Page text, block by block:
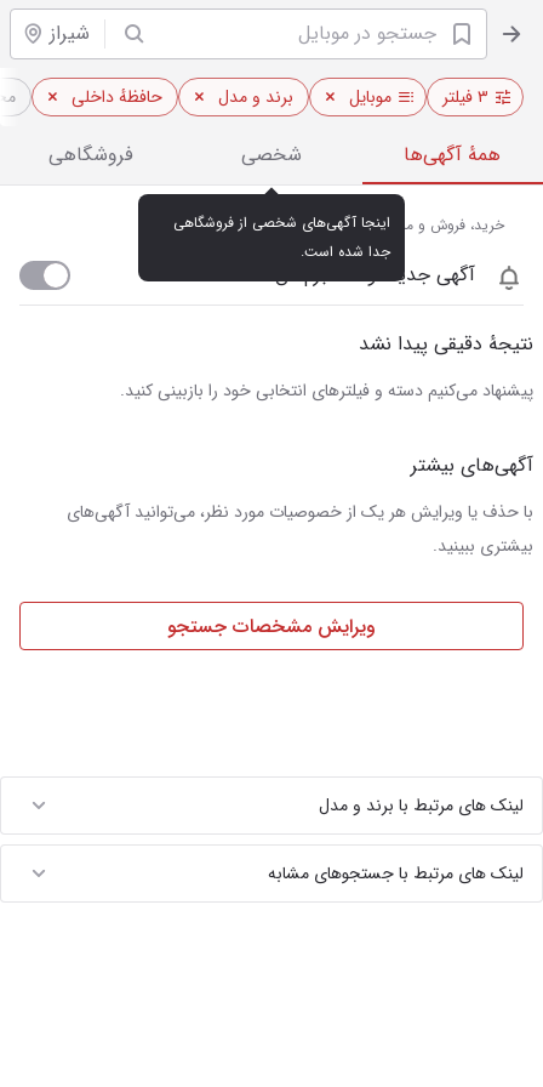
شیراز
۳ فیلتر موبایل برند و مدل حافظهٔ داخلی
همهٔ آگهی‌ها شخصی فروشگاهی
جدا شده است.
خرید، فروش و مشاهده قیمت روز موبایل در شیراز
آگهی جدید اومد خبرم کن
نتیجهٔ دقیقی پیدا نشد
پیشنهاد می‌کنیم دسته و فیلترهای انتخابی خود را بازبینی کنید.
آگهی‌های بیشتر
با حذف یا ویرایش هر یک از خصوصیات مورد نظر، می‌توانید آگهی‌های
بیشتری ببینید.
ویرایش مشخصات جستجو
لینک های مرتبط با برند و مدل
لینک های مرتبط با جستجوهای مشابه